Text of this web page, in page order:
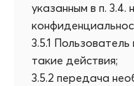
указанным в п.
3.5.1
такие действия;
3.5.2 передача